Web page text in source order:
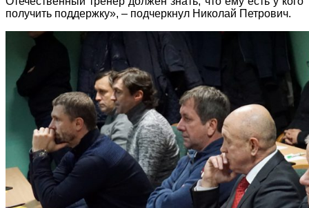
получить поддержку», – подчеркнул Николай Петрович.